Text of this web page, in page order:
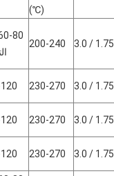
(℃)
1.75 / 3.0
200-240
1.75 / 3.0
230-270
1.75 / 3.0
230-270
1.75 / 3.0
230-270